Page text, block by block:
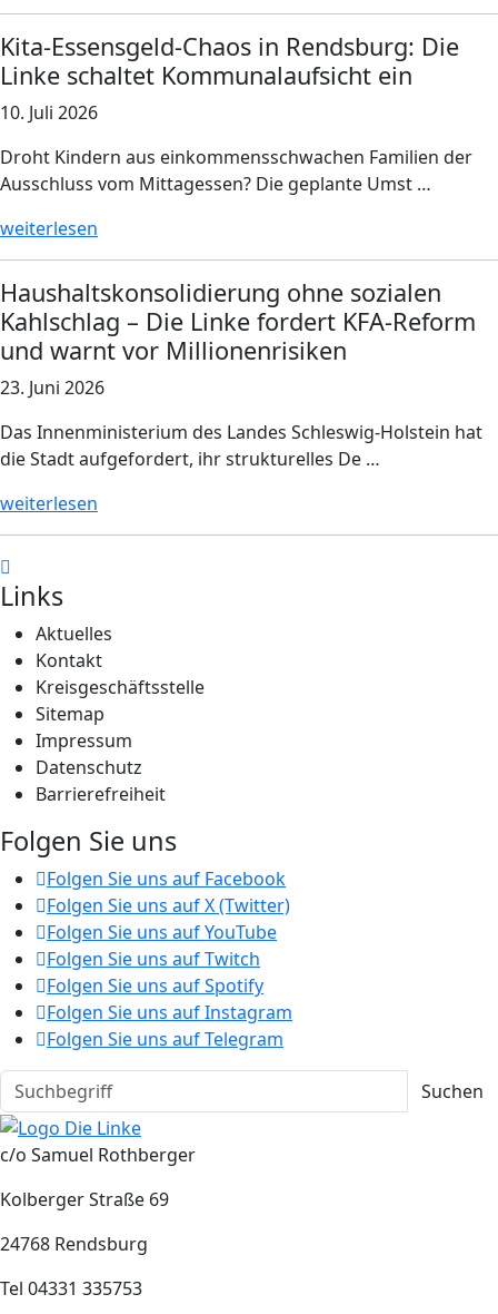
Kita-Essensgeld-Chaos in Rendsburg: Die
Linke schaltet Kommunalaufsicht ein
10. Juli 2026
Droht Kindern aus einkommensschwachen Familien der
Ausschluss vom Mittagessen? Die geplante Umst …
weiterlesen
Haushaltskonsolidierung ohne sozialen
Kahlschlag – Die Linke fordert KFA-Reform
und warnt vor Millionenrisiken
23. Juni 2026
Das Innenministerium des Landes Schleswig-Holstein hat
die Stadt aufgefordert, ihr strukturelles De …
weiterlesen
Links
Aktuelles
Kontakt
Kreisgeschäftsstelle
Sitemap
Impressum
Datenschutz
Barrierefreiheit
Folgen Sie uns
Folgen Sie uns auf Facebook
Folgen Sie uns auf X (Twitter)
Folgen Sie uns auf YouTube
Folgen Sie uns auf Twitch
Folgen Sie uns auf Spotify
Folgen Sie uns auf Instagram
Folgen Sie uns auf Telegram
Suchen
c/o Samuel Rothberger
Kolberger Straße 69
24768 Rendsburg
Tel 04331 335753